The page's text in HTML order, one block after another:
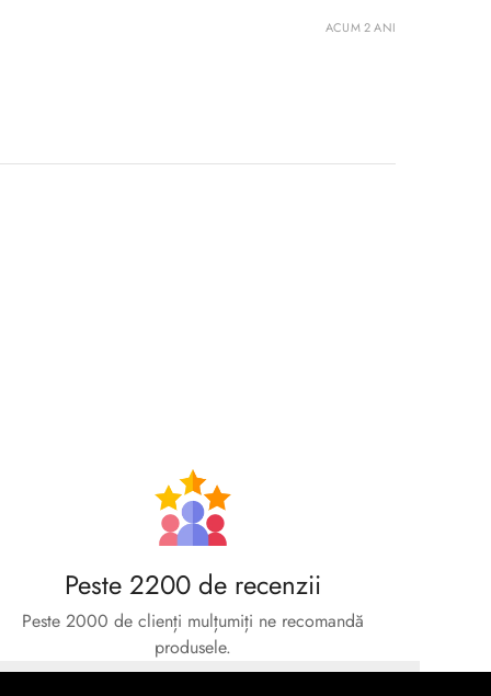
ACUM 2 ANI
Peste 2200 de recenzii
Peste 2000 de clienți mulțumiți ne recomandă
produsele.